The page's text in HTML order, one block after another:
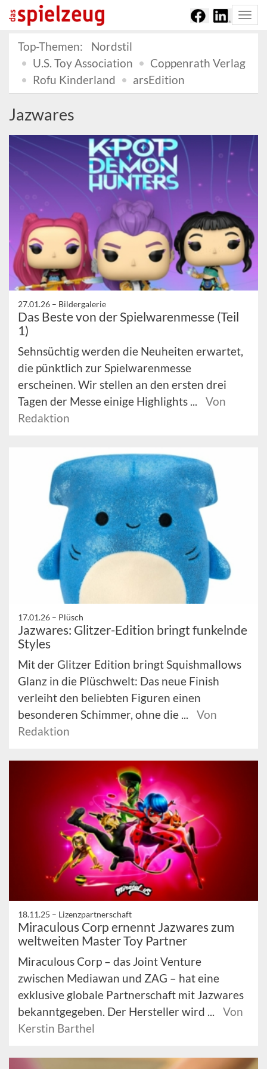
Top-Themen:
Nordstil
U.S. Toy Association
Coppenrath Verlag
Rofu Kinderland
arsEdition
Jazwares
27.01.26 – Bildergalerie
Das Beste von der Spielwarenmesse (Teil
1)
Sehnsüchtig werden die Neuheiten erwartet,
die pünktlich zur Spielwarenmesse
erscheinen. Wir stellen an den ersten drei
Tagen der Messe einige Highlights ...
Von
Redaktion
17.01.26 – Plüsch
Jazwares: Glitzer-Edition bringt funkelnde
Styles
Mit der Glitzer Edition bringt Squishmallows
Glanz in die Plüschwelt: Das neue Finish
verleiht den beliebten Figuren einen
besonderen Schimmer, ohne die ...
Von
Redaktion
18.11.25 – Lizenzpartnerschaft
Miraculous Corp ernennt Jazwares zum
weltweiten Master Toy Partner
Miraculous Corp – das Joint Venture
zwischen Mediawan und ZAG – hat eine
exklusive globale Partnerschaft mit Jazwares
bekanntgegeben. Der Hersteller wird ...
Von
Kerstin Barthel